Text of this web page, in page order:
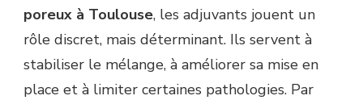
poreux à Toulouse, les adjuvants jouent un
rôle discret, mais déterminant. Ils servent à
stabiliser le mélange, à améliorer sa mise en
place et à limiter certaines pathologies. Par